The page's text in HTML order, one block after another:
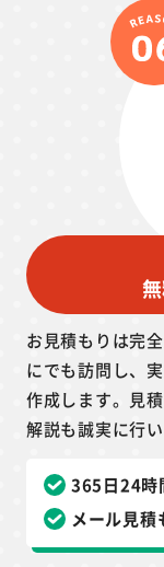
お見積もりは完
にでも訪問し、
作成します。見
解説も誠実に行い
365日24時
メール見積